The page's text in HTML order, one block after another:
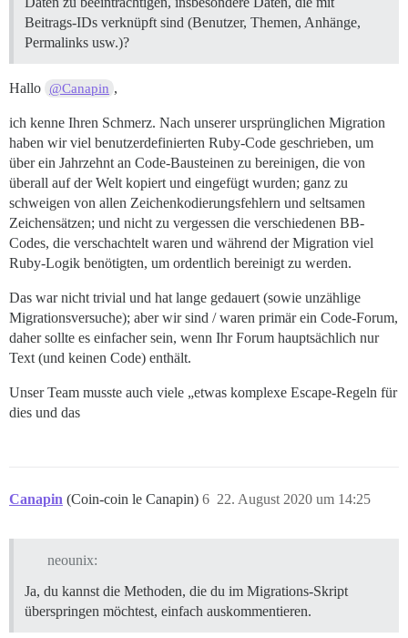
Beitrags-IDs verknüpft sind (Benutzer, Themen, Anhänge,
Permalinks usw.)?
Hallo @Canapin ,
ich kenne Ihren Schmerz. Nach unserer ursprünglichen Migration
haben wir viel benutzerdefinierten Ruby-Code geschrieben, um
über ein Jahrzehnt an Code-Bausteinen zu bereinigen, die von
überall auf der Welt kopiert und eingefügt wurden; ganz zu
schweigen von allen Zeichenkodierungsfehlern und seltsamen
Zeichensätzen; und nicht zu vergessen die verschiedenen BB-
Codes, die verschachtelt waren und während der Migration viel
Ruby-Logik benötigten, um ordentlich bereinigt zu werden.
Das war nicht trivial und hat lange gedauert (sowie unzählige
Migrationsversuche); aber wir sind / waren primär ein Code-Forum,
daher sollte es einfacher sein, wenn Ihr Forum hauptsächlich nur
Text (und keinen Code) enthält.
Unser Team musste auch viele „etwas komplexe Escape-Regeln für
dies und das
Canapin (Coin-coin le Canapin) 22. August 2020 um 14:25
6
neounix:
Ja, du kannst die Methoden, die du im Migrations-Skript
überspringen möchtest, einfach auskommentieren.